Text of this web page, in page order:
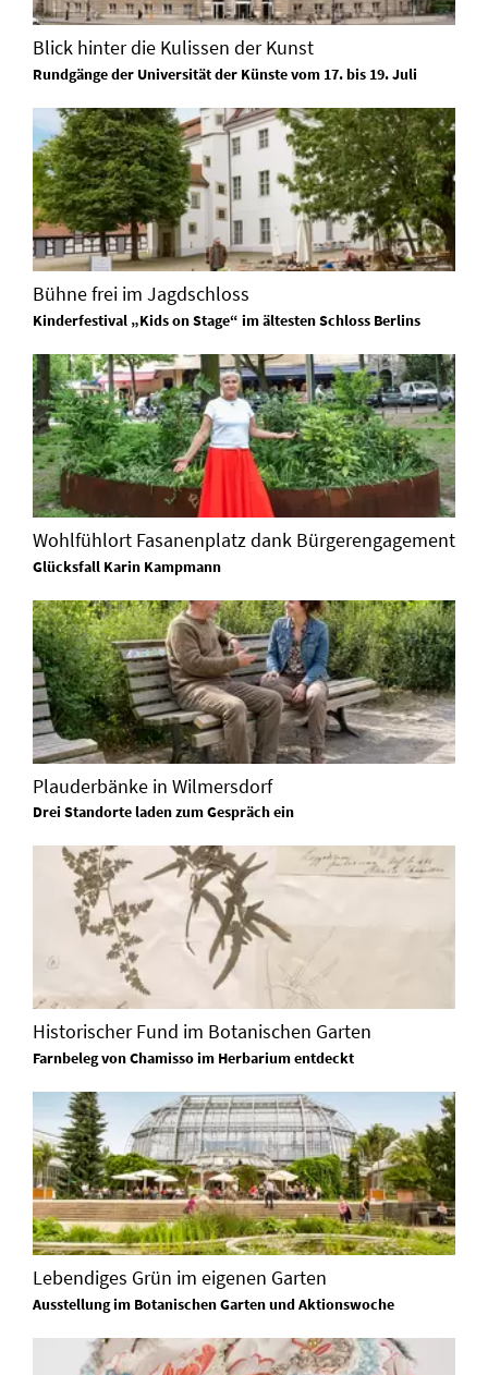
Blick hinter die Kulissen der Kunst
Rundgänge der Universität der Künste vom 17. bis 19. Juli
Bühne frei im Jagdschloss
Kinderfestival „Kids on Stage“ im ältesten Schloss Berlins
Wohlfühlort Fasanenplatz dank Bürgerengagement
Glücksfall Karin Kampmann
Plauderbänke in Wilmersdorf
Drei Standorte laden zum Gespräch ein
Historischer Fund im Botanischen Garten
Farnbeleg von Chamisso im Herbarium entdeckt
Lebendiges Grün im eigenen Garten
Ausstellung im Botanischen Garten und Aktionswoche